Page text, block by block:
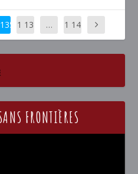
1 13
6
…
1 14
6
FRONTIÈRES